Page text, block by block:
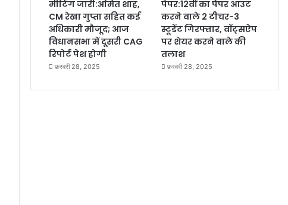
मीटिंग जारी:अमित शाह,
CM रेखा गुप्ता सहित कई
अधिकारी मौजूद; आज
विधानसभा में दूसरी CAG
रिपोर्ट पेश होगी
फ़रवरी 28, 2025
पेपर:12वीं का पेपर आउट
करने वाले 2 टीचर-3
स्टूडेंट गिरफ्तार, वॉट्सऐप
पर शेयर करने वाले की
तलाश
फ़रवरी 28, 2025